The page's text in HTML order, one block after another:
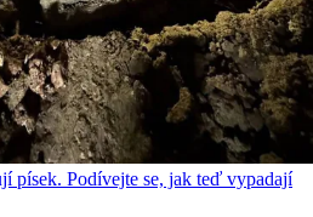
písek. Podívejte se, jak teď vypadají